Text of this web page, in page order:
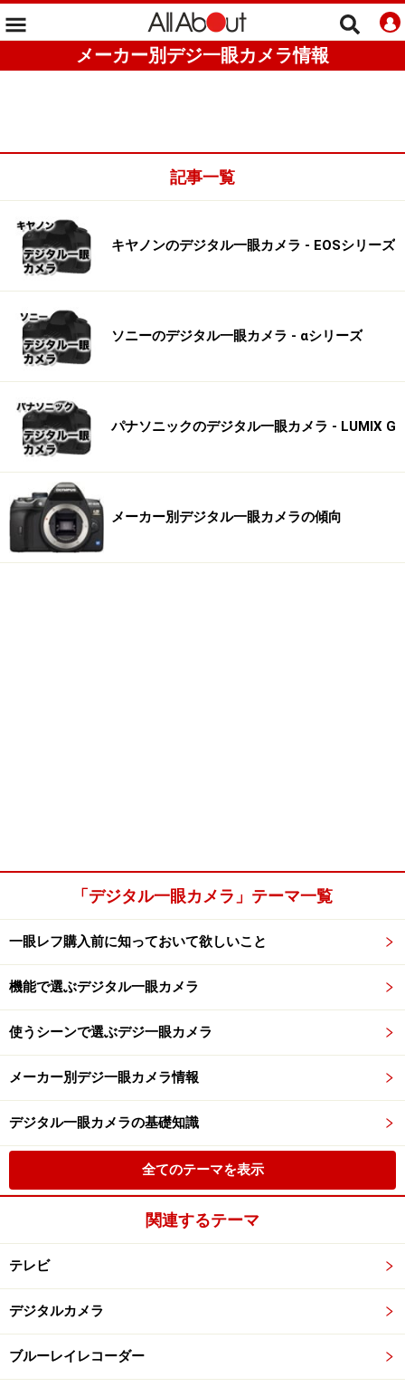
メーカー別デジ一眼カメラ情報
記事一覧
キヤノンのデジタル一眼カメラ - EOSシリーズ
ソニーのデジタル一眼カメラ - αシリーズ
パナソニックのデジタル一眼カメラ - LUMIX G
メーカー別デジタル一眼カメラの傾向
「デジタル一眼カメラ」テーマ一覧
一眼レフ購入前に知っておいて欲しいこと
機能で選ぶデジタル一眼カメラ
使うシーンで選ぶデジ一眼カメラ
メーカー別デジ一眼カメラ情報
デジタル一眼カメラの基礎知識
全てのテーマを表示
関連するテーマ
テレビ
デジタルカメラ
ブルーレイレコーダー